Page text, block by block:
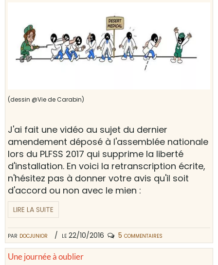
par docjunior le 22/10/2016 5 commentaires
(dessin @Vie de Carabin)
J'ai fait une vidéo au sujet du dernier
amendement déposé à l'assemblée nationale
lors du PLFSS 2017 qui supprime la liberté
d'installation. En voici la retranscription écrite,
n'hésitez pas à donner votre avis qu'il soit
d'accord ou non avec le mien :
LIRE LA SUITE
Une journée à oublier